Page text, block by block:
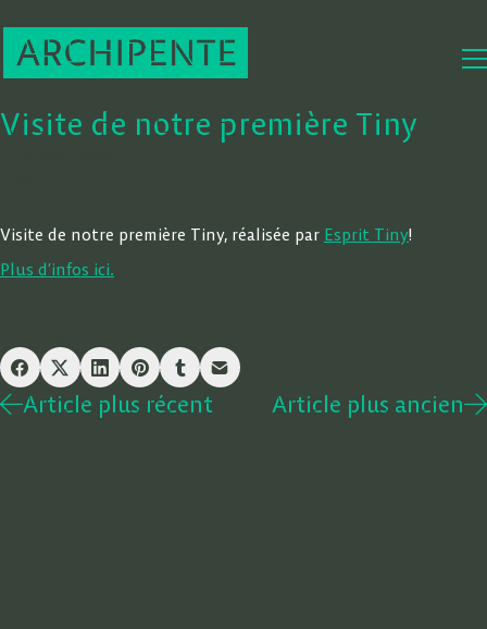
Visite de notre première Tiny
Visite de notre première Tiny, réalisée par Esprit Tiny!
Plus d’infos ici.
Article plus récent Article plus ancien